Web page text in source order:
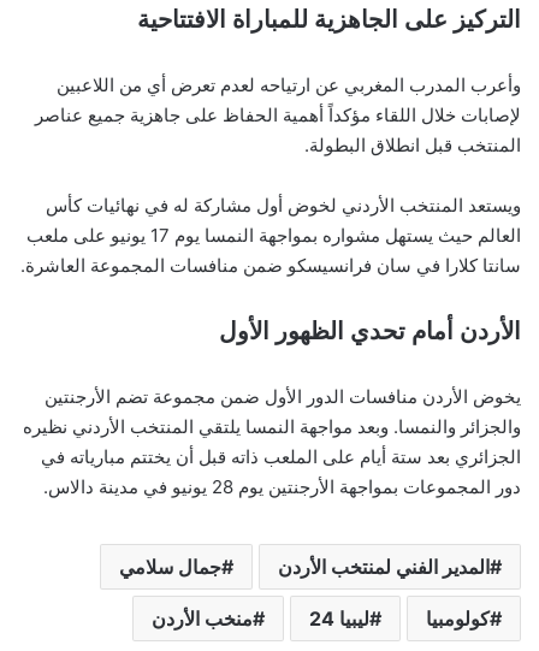
التركيز على الجاهزية للمباراة الافتتاحية
وأعرب المدرب المغربي عن ارتياحه لعدم تعرض أي من اللاعبين
لإصابات خلال اللقاء مؤكداً أهمية الحفاظ على جاهزية جميع عناصر
المنتخب قبل انطلاق البطولة.
ويستعد المنتخب الأردني لخوض أول مشاركة له في نهائيات كأس
العالم حيث يستهل مشواره بمواجهة النمسا يوم 17 يونيو على ملعب
سانتا كلارا في سان فرانسيسكو ضمن منافسات المجموعة العاشرة.
الأردن أمام تحدي الظهور الأول
يخوض الأردن منافسات الدور الأول ضمن مجموعة تضم الأرجنتين
والجزائر والنمسا. وبعد مواجهة النمسا يلتقي المنتخب الأردني نظيره
الجزائري بعد ستة أيام على الملعب ذاته قبل أن يختتم مبارياته في
دور المجموعات بمواجهة الأرجنتين يوم 28 يونيو في مدينة دالاس.
المدير الفني لمنتخب الأردن جمال سلامي
كولومبيا ليبيا 24 منخب الأردن